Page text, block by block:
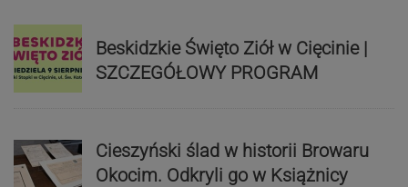
Beskidzkie Święto Ziół w Cięcinie |
SZCZEGÓŁOWY PROGRAM
Cieszyński ślad w historii Browaru
Okocim. Odkryli go w Książnicy